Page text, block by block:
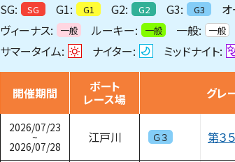
SG:
SG G1: G1 G2: G2 G3: G3
ヴィーナス: 一般 ルーキー: 一般 一般: 一般
サマータイム:
ナイター: ミッドナイト:
開催期間 ボート
レース場 グレ
2026/07/23
~
2026/07/28
江戸川 Ｇ３ 第３